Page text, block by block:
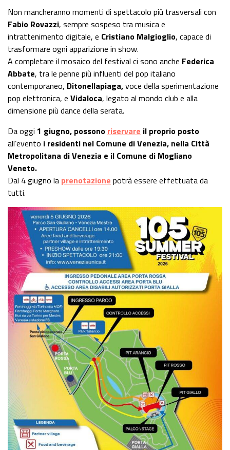
Non mancheranno momenti di spettacolo più trasversali con
Fabio Rovazzi, sempre sospeso tra musica e
intrattenimento digitale, e Cristiano Malgioglio, capace di
trasformare ogni apparizione in show.
A completare il mosaico del festival ci sono anche Federica
Abbate, tra le penne più influenti del pop italiano
contemporaneo, Ditonellapiaga,voce della sperimentazione
pop elettronica, e Vidaloca, legato al mondo club e alla
dimensione più dance della serata.
Da oggi 1 giugno, possono riservare il proprio posto
all’evento i residenti nel Comune di Venezia, nella Città
Metropolitana di Venezia e il Comune di Mogliano
Veneto.
Dal 4 giugno la prenotazione potrà essere effettuata da
tutti.